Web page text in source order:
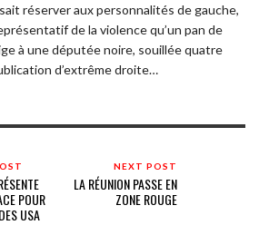
réserver aux personnalités de gauche,
de la violence qu’un pan de
à une députée noire, souillée quatre
d’extrême droite…
POUR
USA
NEXT POST
LA RÉUNION PASSE EN
ZONE ROUGE